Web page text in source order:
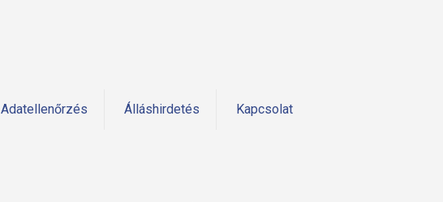
Adatellenőrzés Álláshirdetés Kapcsolat